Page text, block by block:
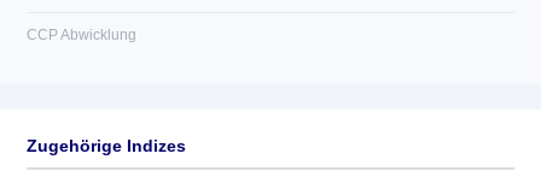
CCP Abwicklung
Zugehörige Indizes